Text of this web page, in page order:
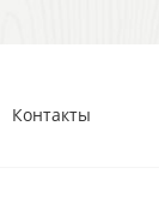
Контакты